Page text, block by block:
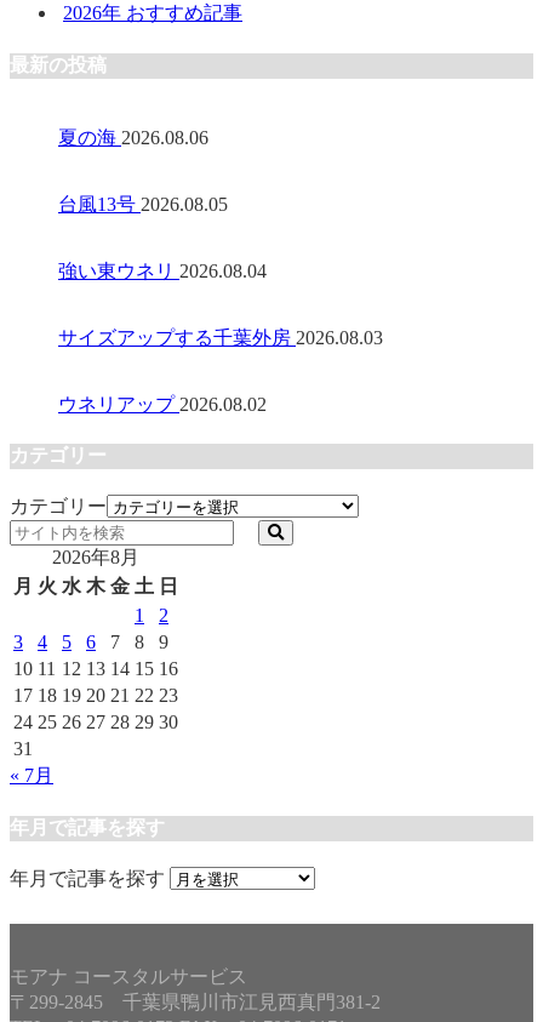
2026年 おすすめ記事
最新の投稿
夏の海 2026.08.06
台風13号 2026.08.05
強い東ウネリ 2026.08.04
サイズアップする千葉外房 2026.08.03
ウネリアップ 2026.08.02
カテゴリー
カテゴリー
2026年8月
月 火 水 木 金 土 日
1
2
3
4 5 6 7 8
9
10 11 12 13 14 15 16
17 18 19 20 21 22 23
24 25 26 27 28 29 30
31
« 7月
年月で記事を探す
年月で記事を探す
モアナ コースタルサービス
〒299-2845 千葉県鴨川市江見西真門381-2